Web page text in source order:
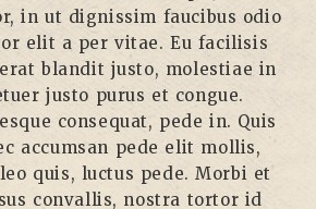
in ut dignissim faucibus odio
elit a per vitae. Eu facilisis
blandit justo, molestiae in
justo purus et congue.
consequat, pede in. Quis
accumsan pede elit mollis,
quis, luctus pede. Morbi et
convallis, nostra tortor id